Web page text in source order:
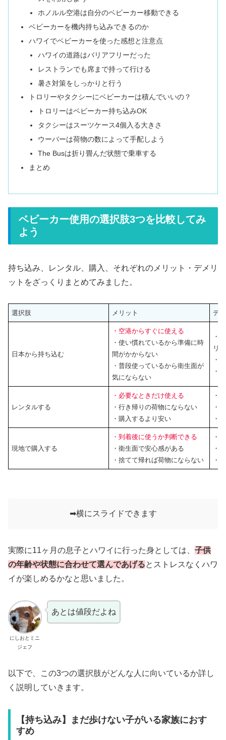
ホノルル空港は自分のベビーカー移動できる
ベビーカーを機内持ち込みできるのか
ハワイでベビーカーを使った感想と注意点
ハワイの道路はバリアフリーだった
レストランでも席まで持って行ける
暑さ対策をしっかりと行う
トロリーやタクシーにベビーカーは積んでいいの？
トロリーはベビーカー持ち込みOK
タクシーはスーツケース4個入る大きさ
ウーバーは荷物の数によって手配しよう
The Busは折り畳んだ状態で乗車する
まとめ
ベビーカー使用の選択肢3つを比較してみ
よう
持ち込み、レンタル、購入、それぞれのメリット・デメリ
ットをざっくりまとめてみました。
選択肢 メリット デ
日本から持ち込む
・空港からすぐに使える
・使い慣れているから準備に時
間がかからない
・普段使っているから衛生面が
気にならない
・
リ
・
・
レンタルする
・必要なときだけ使える
・行き帰りの荷物にならない
・購入するより安い
・
・
・
現地で購入する
・到着後に使うか判断できる
・衛生面で安心感がある
・捨てて帰れば荷物にならない
・
・
・
➡︎横にスライドできます
実際に11ヶ月の息子とハワイに行った身としては、 子供
の年齢や状態に合わせて選んであげるとストレスなくハワ
イが楽しめるかなと思いました。
にしおとミニ
ジェフ
あとは値段だよね
以下で、この3つの選択肢がどんな人に向いているか詳し
く説明していきます。
【持ち込み】まだ歩けない子がいる家族におす
すめ